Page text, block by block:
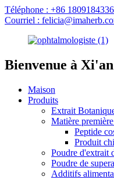
Téléphone : +86
Courriel :
Bienvenue à
Maison
Produits
Extrait
Matière
Peptide
Produit
Poudre d'extrait
Poudre de
Additifs